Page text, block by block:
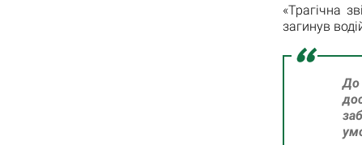
«Трагічна
загинув
До